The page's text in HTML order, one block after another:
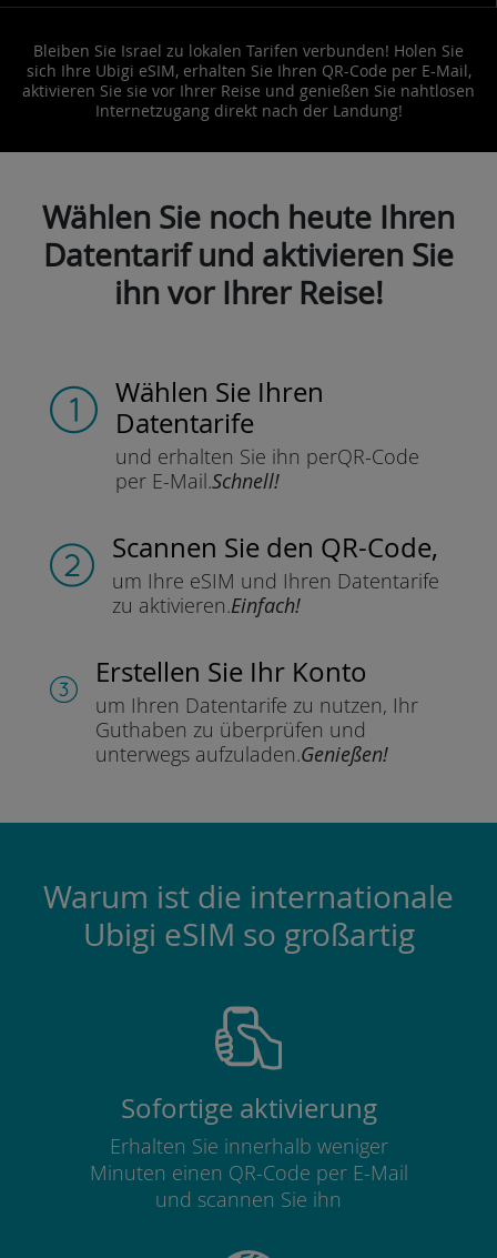
Bleiben Sie Israel zu lokalen Tarifen verbunden! Holen Sie
sich Ihre Ubigi eSIM, erhalten Sie Ihren QR-Code per E-Mail,
aktivieren Sie sie vor Ihrer Reise und genießen Sie nahtlosen
Internetzugang direkt nach der Landung!
Wählen Sie noch heute Ihren
Datentarif und aktivieren Sie
ihn vor Ihrer Reise!
Wählen Sie Ihren
Datentarife
und erhalten Sie ihn perQR-Code
per E-Mail.Schnell!
Scannen Sie den QR-Code,
um Ihre eSIM und Ihren Datentarife
zu aktivieren.Einfach!
Erstellen Sie Ihr Konto
um Ihren Datentarife zu nutzen, Ihr
Guthaben zu überprüfen und
unterwegs aufzuladen.Genießen!
Warum ist die internationale
Ubigi eSIM so großartig
Sofortige aktivierung
Erhalten Sie innerhalb weniger
Minuten einen QR-Code per E-Mail
und scannen Sie ihn